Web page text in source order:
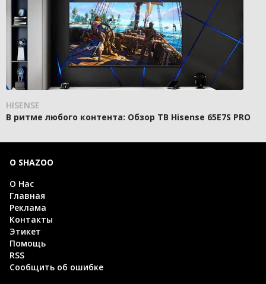
HISENSE
В ритме любого контента: Обзор ТВ Hisense 65E7S PRO
О SHAZOO
О Нас
Главная
Реклама
Контакты
Этикет
Помощь
RSS
Сообщить об ошибке